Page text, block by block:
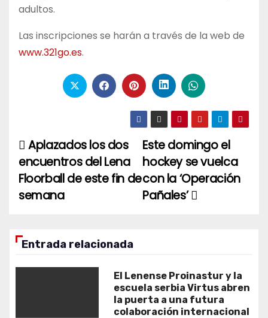
adultos.
Las inscripciones se harán a través de la web de
www.321go.es.
Navegación
de
entradas
Este domingo el
hockey se vuelca
con la ‘Operación
Pañales’
Aplazados los dos
encuentros del Lena
Floorball de este fin de
semana
Entrada relacionada
El Lenense Proinastur y la
escuela serbia Virtus abren
la puerta a una futura
colaboración internacional